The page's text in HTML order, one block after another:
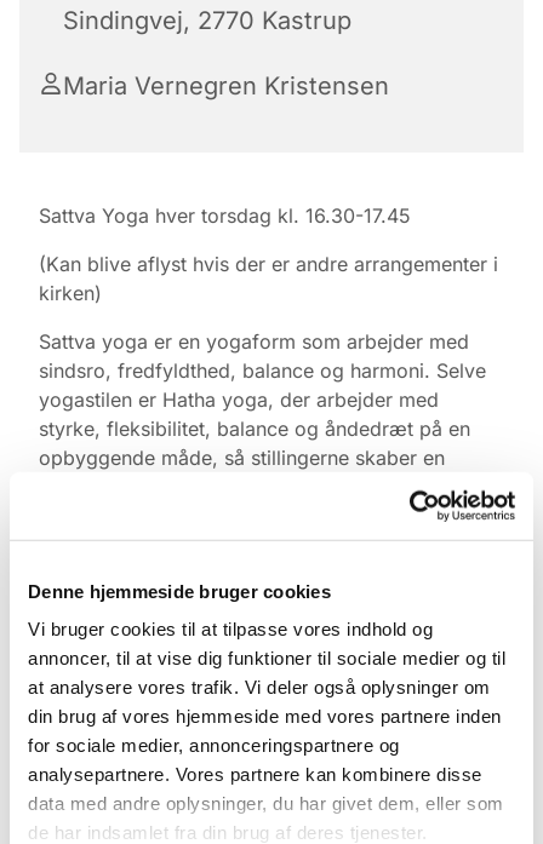
Denne hjemmeside bruger cookies
Vi bruger cookies til at tilpasse vores indhold og
annoncer, til at vise dig funktioner til sociale medier og til
at analysere vores trafik. Vi deler også oplysninger om
din brug af vores hjemmeside med vores partnere inden
for sociale medier, annonceringspartnere og
analysepartnere. Vores partnere kan kombinere disse
data med andre oplysninger, du har givet dem, eller som
de har indsamlet fra din brug af deres tjenester.
Sindingvej, 2770 Kastrup
Maria Vernegren Kristensen
Sattva Yoga hver torsdag kl. 16.30-17.45
(Kan blive aflyst hvis der er andre arrangementer i
kirken)
Sattva yoga er en yogaform som arbejder med
sindsro, fredfyldthed, balance og harmoni. Selve
yogastilen er Hatha yoga, der arbejder med
styrke, fleksibilitet, balance og åndedræt på en
opbyggende måde, så stillingerne skaber en
Yogaen er gratis. Medbring gerne egen måtte,
kan låne. Kom gerne 10 min. før og find ro i
kirkerummet.
Tilmelding ikke nødvendig.